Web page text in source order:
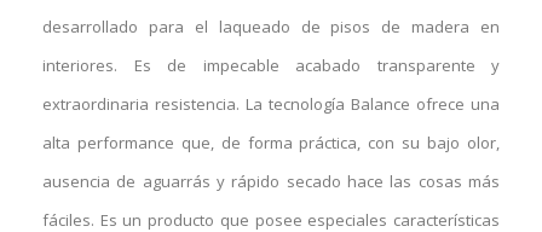
desarrollado para el laqueado de pisos de madera en
interiores. Es de impecable acabado transparente y
extraordinaria resistencia. La tecnología Balance ofrece una
alta performance que, de forma práctica, con su bajo olor,
ausencia de aguarrás y rápido secado hace las cosas más
fáciles. Es un producto que posee especiales características